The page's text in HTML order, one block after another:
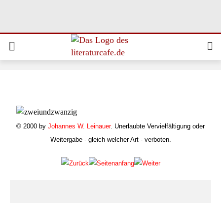
© 2000 by Johannes W. Leinauer. Unerlaubte Vervielfältigung oder
Weitergabe - gleich welcher Art - verboten.